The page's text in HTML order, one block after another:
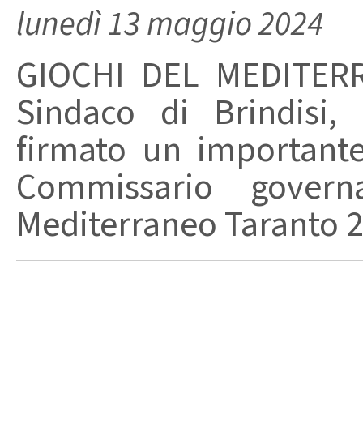
lunedì 13 maggio 2024
GIOCHI DEL
Sindaco di Brindisi,
firmato un
Commissario
Mediterraneo Taranto